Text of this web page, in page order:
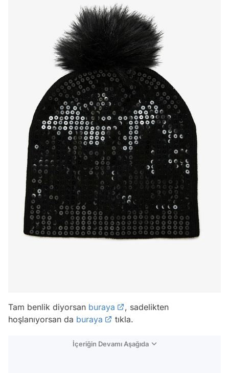
Tam benlik diyorsan buraya
, sadelikten
hoşlanıyorsan da buraya tıkla.
İçeriğin Devamı Aşağıda